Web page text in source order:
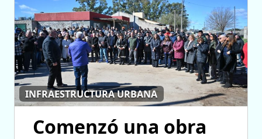
INFRAESTRUCTURA URBANA
Comenzó una obra